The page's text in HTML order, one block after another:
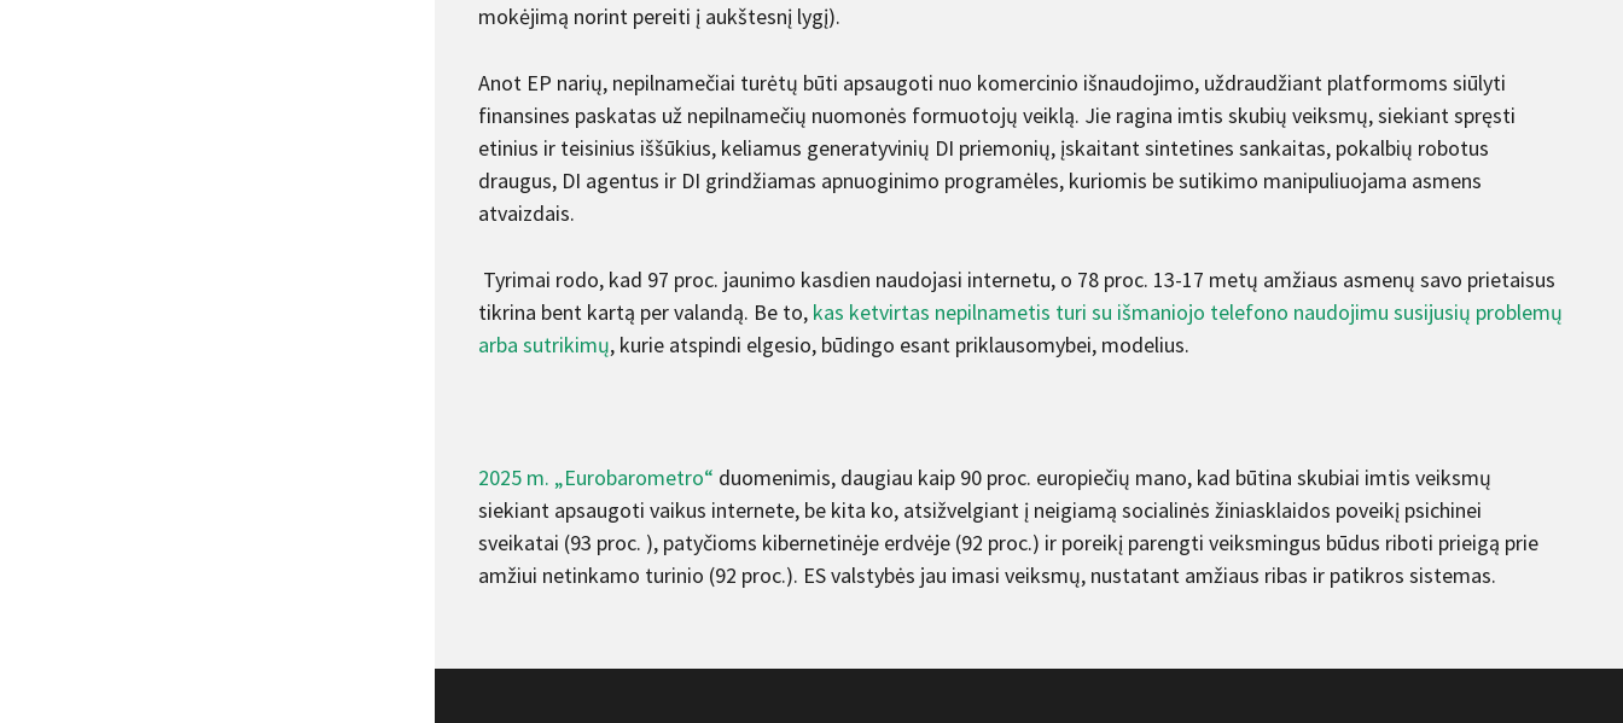
mokėjimą norint pereiti į aukštesnį lygį).
Anot EP narių, nepilnamečiai turėtų būti apsaugoti nuo komercinio išnaudojimo, uždraudžiant platformoms siūlyti
finansines paskatas už nepilnamečių nuomonės formuotojų veiklą. Jie ragina imtis skubių veiksmų, siekiant spręsti
etinius ir teisinius iššūkius, keliamus generatyvinių DI priemonių, įskaitant sintetines sankaitas, pokalbių robotus
draugus, DI agentus ir DI grindžiamas apnuoginimo programėles, kuriomis be sutikimo manipuliuojama asmens
atvaizdais.
Tyrimai rodo, kad 97 proc. jaunimo kasdien naudojasi internetu, o 78 proc. 13-17 metų amžiaus asmenų savo prietaisus
tikrina bent kartą per valandą. Be to, kas ketvirtas nepilnametis turi su išmaniojo telefono naudojimu susijusių problemų
arba sutrikimų, kurie atspindi elgesio, būdingo esant priklausomybei, modelius.
2025 m. „Eurobarometro“ duomenimis, daugiau kaip 90 proc. europiečių mano, kad būtina skubiai imtis veiksmų
siekiant apsaugoti vaikus internete, be kita ko, atsižvelgiant į neigiamą socialinės žiniasklaidos poveikį psichinei
sveikatai (93 proc. ), patyčioms kibernetinėje erdvėje (92 proc.) ir poreikį parengti veiksmingus būdus riboti prieigą prie
amžiui netinkamo turinio (92 proc.). ES valstybės jau imasi veiksmų, nustatant amžiaus ribas ir patikros sistemas.